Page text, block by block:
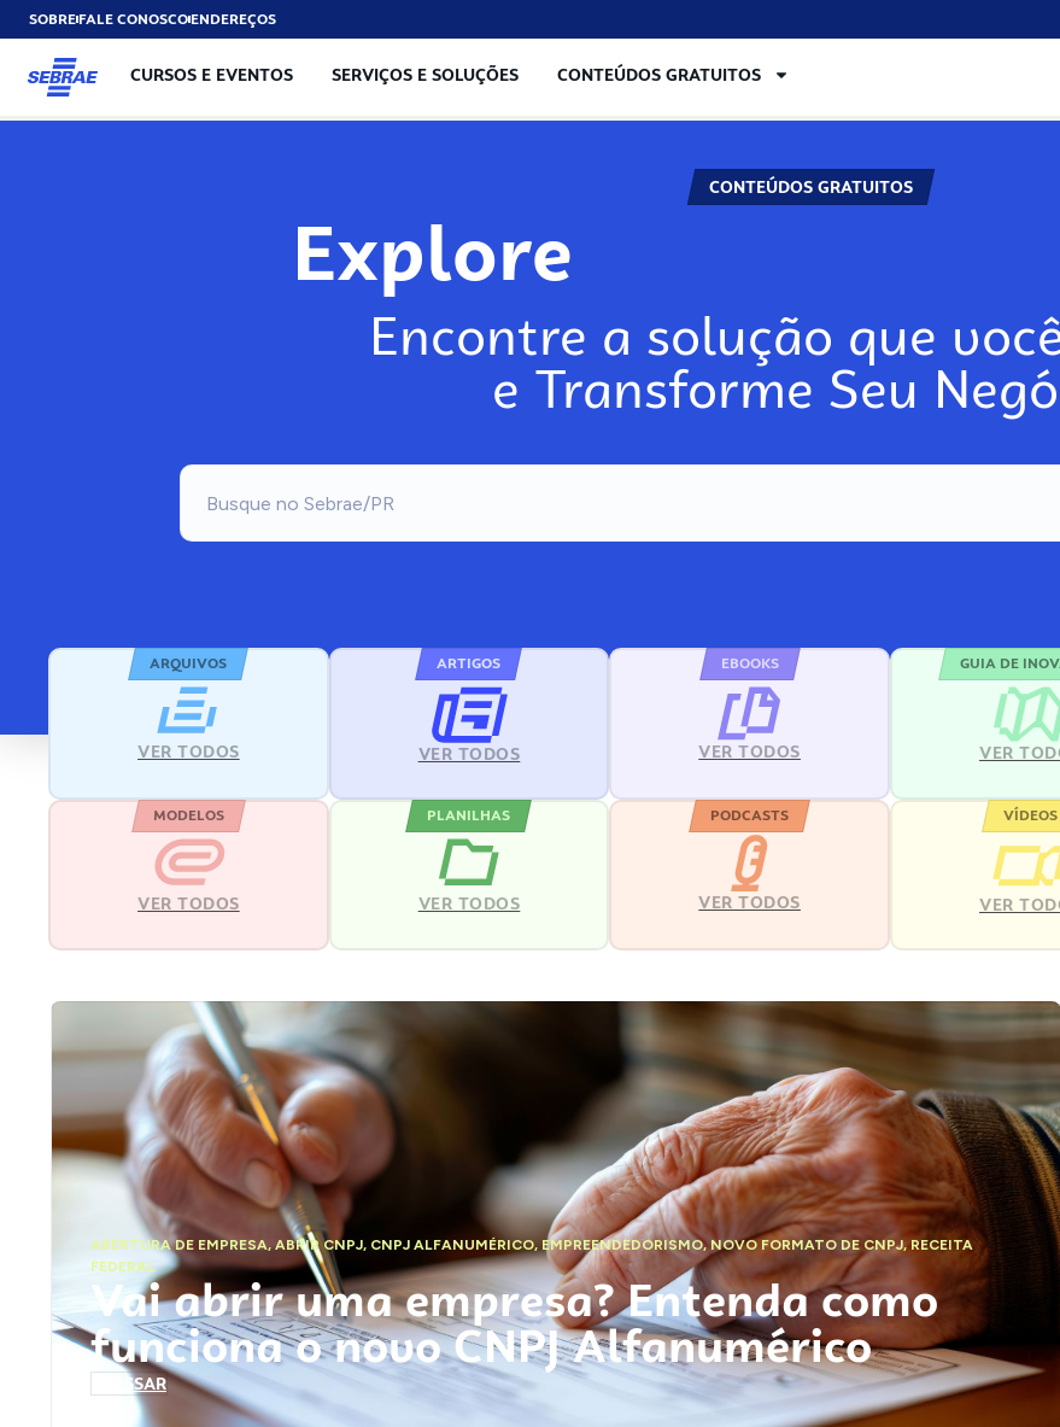
SOBREFALE CONOSCOENDEREÇOS
CURSOS E EVENTOS SERVIÇOS E SOLUÇÕES CONTEÚDOS GRATUITOS
CONTEÚDOS GRATUITOS
Explore
Encontre a solução que
e Transforme Seu
ARQUIVOS
VER TODOS
ARTIGOS
VER TODOS
EBOOKS
VER TODOS
GUIA DE
VER
MODELOS
VER TODOS
PLANILHAS
VER TODOS
PODCASTS
VER TODOS
VÍDEOS
VER
ABERTURA DE EMPRESA,ABRIR CNPJ, CNPJ ALFANUMÉRICO, EMPREENDEDORISMO,NOVO FORMATO DE CNPJ,RECEITA
FEDERAL
Vai abrir uma empresa? Entenda como
funciona o novo CNPJ Alfanumérico
ACESSAR